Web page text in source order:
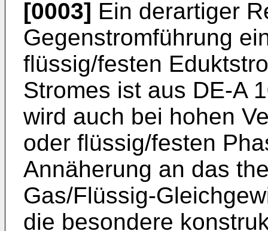
[0003] Ein derartiger
Gegenstromführung
flüssig/festen
Stromes ist aus DE-A
wird auch bei hohen
oder flüssig/festen
Annäherung an das
Gas/Flüssig-
die besondere